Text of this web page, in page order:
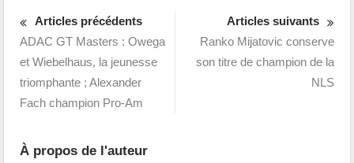
Articles précédents
ADAC GT Masters : Owega
et Wiebelhaus, la jeunesse
triomphante ; Alexander
Fach champion Pro-Am
Articles suivants
Ranko Mijatovic conserve
son titre de champion de la
NLS
À propos de l'auteur